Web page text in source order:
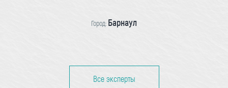
Город: Барнаул
Все эксперты